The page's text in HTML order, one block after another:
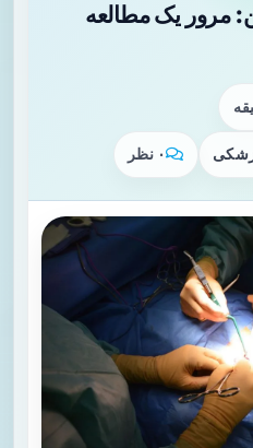
مرور یک مطالعه
۰ نظر